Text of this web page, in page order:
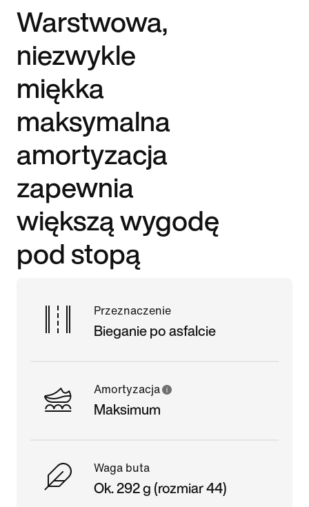
Warstwowa,
niezwykle
miękka
maksymalna
amortyzacja
zapewnia
większą wygodę
pod stopą
Przeznaczenie
Bieganie po asfalcie
Amortyzacja
Maksimum
Waga buta
Ok. 292 g (rozmiar 44)